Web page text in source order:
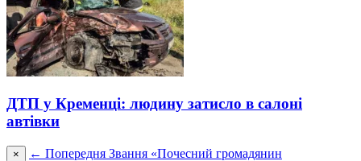
ДТП у Кременці: людину затисло в салоні
автівки
× ← Попередня Звання «Почесний громадянин